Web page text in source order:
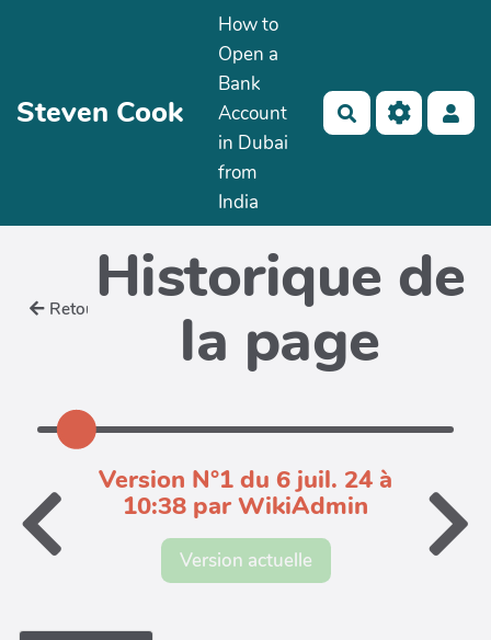
Aller au contenu principal
Steven Cook
How to
Open a
Bank
Account
in Dubai
from
India
Rechercher
Retour Historique de
la page
Version N°1 du 6 juil. 24 à
10:38 par WikiAdmin
Version actuelle